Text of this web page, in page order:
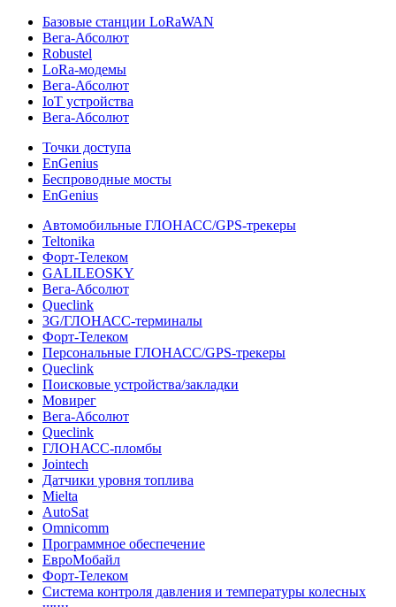
Базовые станции LoRaWAN
Вега-Абсолют
Robustel
LoRa-модемы
Вега-Абсолют
IoT устройства
Вега-Абсолют
Точки доступа
EnGenius
Беспроводные мосты
EnGenius
Автомобильные ГЛОНАСС/GPS-трекеры
Teltonika
Форт-Телеком
GALILEOSKY
Вега-Абсолют
Queclink
3G/ГЛОНАСС-терминалы
Форт-Телеком
Персональные ГЛОНАСС/GPS-трекеры
Queclink
Поисковые устройства/закладки
Мовирег
Вега-Абсолют
Queclink
ГЛОНАСС-пломбы
Jointech
Датчики уровня топлива
Mielta
AutoSat
Omnicomm
Программное обеспечение
ЕвроМобайл
Форт-Телеком
Система контроля давления и температуры колесных